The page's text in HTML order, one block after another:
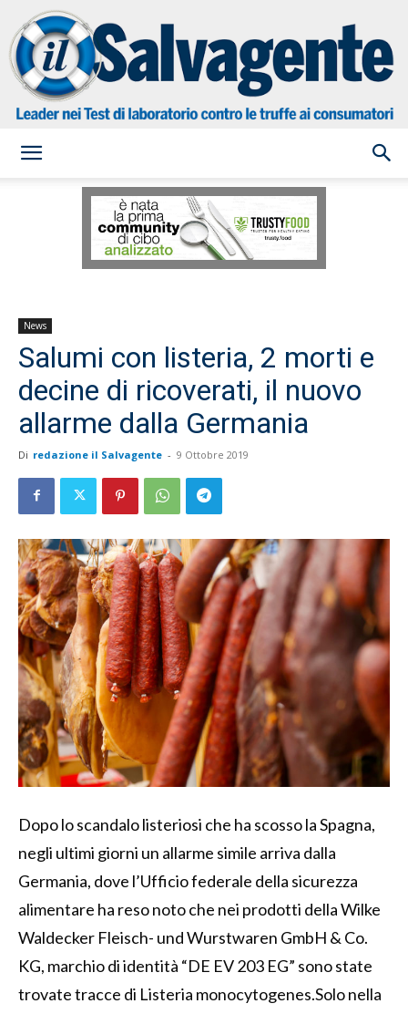
Salvagente
News
Salumi con listeria, 2 morti e
decine di ricoverati, il nuovo
allarme dalla Germania
Di redazione il Salvagente - 9 Ottobre 2019
Dopo lo scandalo listeriosi che ha scosso la Spagna,
negli ultimi giorni un allarme simile arriva dalla
Germania, dove l’Ufficio federale della sicurezza
alimentare ha reso noto che nei prodotti della Wilke
Waldecker Fleisch- und Wurstwaren GmbH & Co.
KG, marchio di identità “DE EV 203 EG” sono state
trovate tracce di Listeria monocytogenes.Solo nella